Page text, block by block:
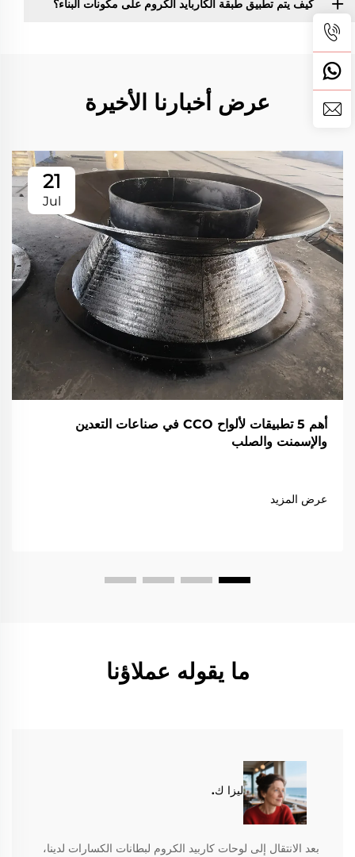
كيف يتم تطبيق طبقة الكاربايد الكروم على مكونات البناء؟
عرض أخبارنا الأخيرة
21
Jul
أهم 5 تطبيقات لألواح CCO في صناعات التعدين
والإسمنت والصلب
عرض المزيد
ما يقوله عملاؤنا
ليزا ك.
بعد الانتقال إلى لوحات كاربيد الكروم لبطانات الكسارات لدينا،